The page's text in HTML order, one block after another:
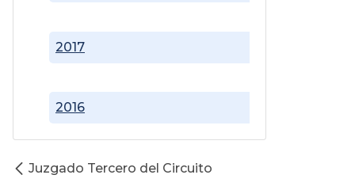
2016
2017
Juzgado Tercero del Circuito